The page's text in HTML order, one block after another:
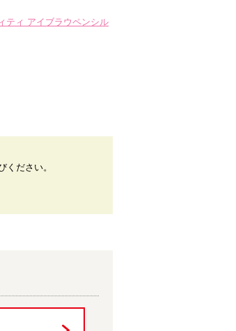
ティ アイブラウペンシル
ください。